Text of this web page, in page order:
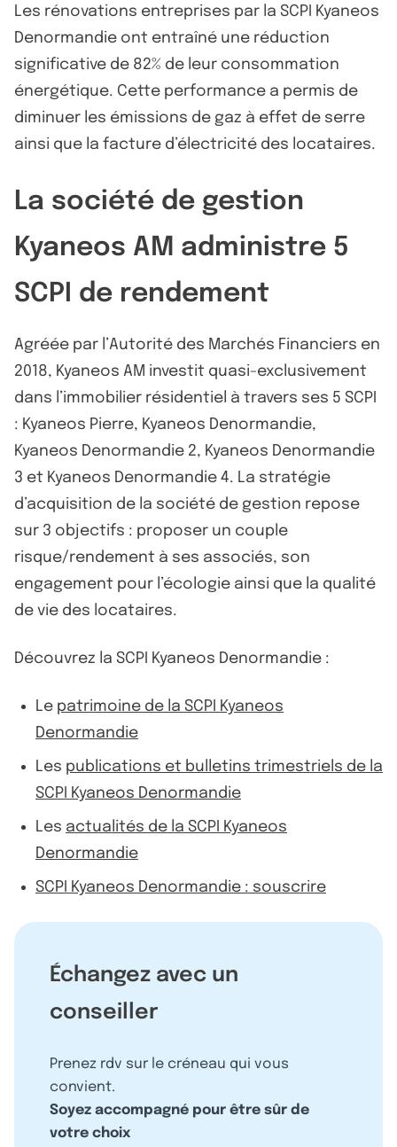
Les rénovations entreprises par la SCPI Kyaneos
Denormandie ont entraîné une réduction
significative de 82% de leur consommation
énergétique. Cette performance a permis de
diminuer les émissions de gaz à effet de serre
ainsi que la facture d’électricité des locataires.
La société de gestion
Kyaneos AM administre 5
SCPI de rendement
Agréée par l’Autorité des Marchés Financiers en
2018, Kyaneos AM investit quasi-exclusivement
dans l’immobilier résidentiel à travers ses 5 SCPI
: Kyaneos Pierre, Kyaneos Denormandie,
Kyaneos Denormandie 2, Kyaneos Denormandie
3 et Kyaneos Denormandie 4. La stratégie
d’acquisition de la société de gestion repose
sur 3 objectifs : proposer un couple
risque/rendement à ses associés, son
engagement pour l’écologie ainsi que la qualité
de vie des locataires.
Découvrez la SCPI Kyaneos Denormandie :
Le patrimoine de la SCPI Kyaneos
Denormandie
Les publications et bulletins trimestriels de la
SCPI Kyaneos Denormandie
Les actualités de la SCPI Kyaneos
Denormandie
SCPI Kyaneos Denormandie : souscrire
Échangez avec un
conseiller
Prenez rdv sur le créneau qui vous
convient.
Soyez accompagné pour être sûr de
votre choix